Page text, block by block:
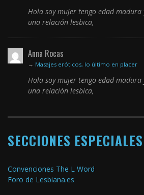
Hola soy mujer tengo edad
una relación lesbica,
Anna Rocas
→ Masajes eróticos, lo último en placer
Hola soy mujer tengo edad
una relación lesbica,
SECCIONES ESPECIALES
Convenciones The L Word
Foro de Lesbiana.es